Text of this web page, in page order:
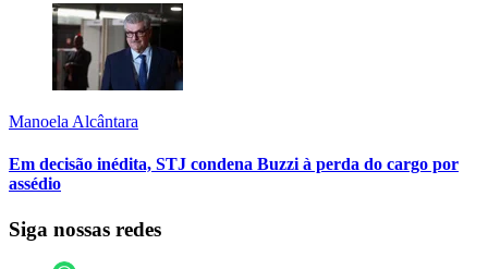
Manoela Alcântara
Em decisão inédita, STJ condena Buzzi à perda do cargo por
assédio
Siga nossas redes